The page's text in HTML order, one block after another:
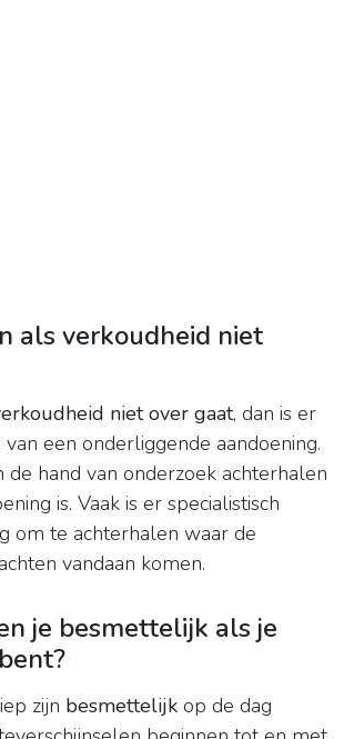
als verkoudheid niet
niet over gaat, dan is er
een onderliggende aandoening.
de hand van onderzoek achterhalen
is. Vaak is er specialistisch
om te achterhalen waar de
vandaan komen.
je besmettelijk als je
zijn besmettelijk op de dag